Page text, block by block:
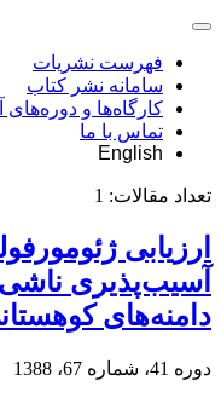
فهرست نشریات
سامانه نشر کتاب
کارگاه‌ها و
تماس با ما
English
تعداد مقالات: 1
ارزیابی
آسیب‌پذیری
دامنه‌های
دوره 41، شماره 67، 1388